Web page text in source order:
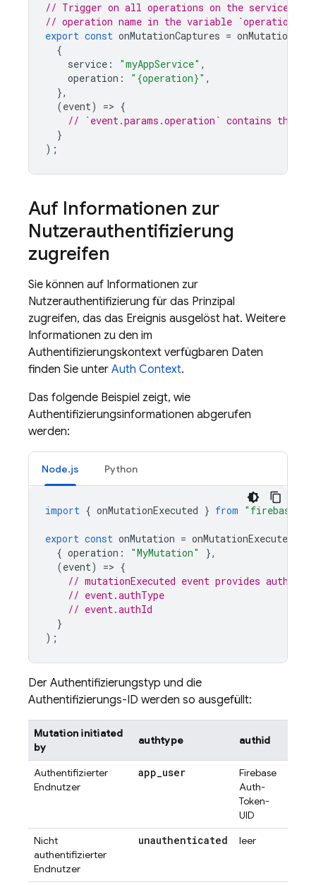
// Trigger on all operations on the service
// operation name in the variable `operation`.
export const onMutationCaptures =
{
service : "myAppService" ,
operation : "{operation}" ,
},
(event) => {
// `event.params.operation` contains the
}
);
Auf Informationen zur
Nutzerauthentifizierung
zugreifen
Sie können auf Informationen zur
Nutzerauthentifizierung für das Prinzipal
zugreifen, das das Ereignis ausgelöst hat. Weitere
Informationen zu den im
Authentifizierungskontext verfügbaren Daten
finden Sie unter Auth Context.
Das folgende Beispiel zeigt, wie
Authentifizierungsinformationen abgerufen
werden:
Node.js Python
import { onMutationExecuted } from "firebase-
export const onMutation = onMutationExecuted
{ operation : "MyMutation"
},
(event) => {
// mutationExecuted event provides
// event.authType
// event.authId
}
);
Der Authentifizierungstyp und die
Authentifizierungs-ID werden so ausgefüllt:
Mutation initiated
by
authtype authid
Authentifizierter
Endnutzer
app_user
Firebase
Auth-
Token-
UID
Nicht
authentifizierter
Endnutzer
unauthenticated leer